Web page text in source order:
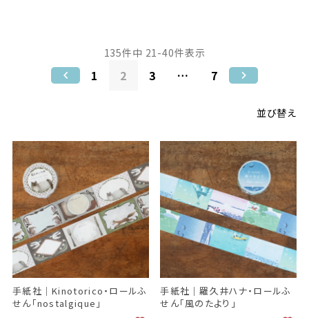
並び替え
135件中 21 -40件表示
1 2 3 … 7
手紙社｜Kinotorico・ロールふ
せん「nostalgique」
手紙社｜羅久井ハナ・ロールふ
せん「風のたより」